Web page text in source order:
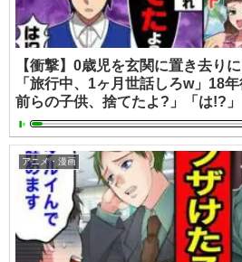
【衝撃】0歳児を玄関に置き去り
「旅行中、1ヶ月世話しろw」18
前らの子供、捨てたよ?」「は!?」
アニメ・漫画